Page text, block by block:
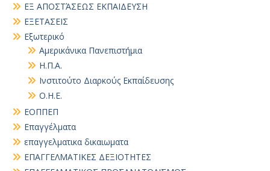
ΕΞ ΑΠΟΣΤΆΣΕΩΣ ΕΚΠΑΙΔΕΥΣΗ
ΕΞΕΤΑΣΕΙΣ
Εξωτερικό
Αμερικάνικα Πανεπιστήμια
Η.Π.Α.
Ινστιτούτο Διαρκούς Εκπαίδευσης
Ο.Η.Ε.
ΕΟΠΠΕΠ
Επαγγέλματα
επαγγελματικα δικαιωματα
ΕΠΑΓΓΕΛΜΑΤΙΚΕΣ ΔΕΞΙΟΤΗΤΕΣ